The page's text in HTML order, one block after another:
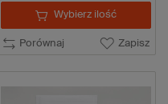
Porównaj Zapisz
Wybierz ilość